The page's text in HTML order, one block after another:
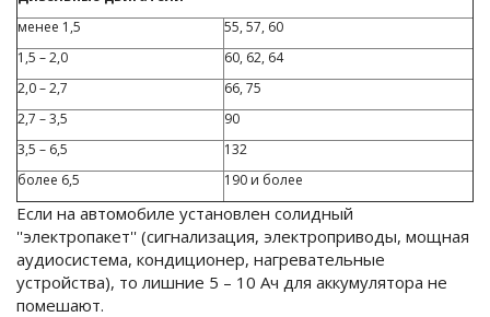
менее 1,5
55, 57, 60
1,5 – 2,0
60, 62, 64
2,0 – 2,7
66, 75
2,7 – 3,5
90
3,5 – 6,5
132
более 6,5
190 и более
Если на автомобиле установлен солидный
''электропакет'' (сигнализация, электроприводы, мощная
аудиосистема, кондиционер, нагревательные
устройства), то лишние 5 – 10 Ач для аккумулятора не
помешают.